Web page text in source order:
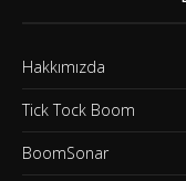
Hakkımızda
Tick Tock Boom
BoomSonar